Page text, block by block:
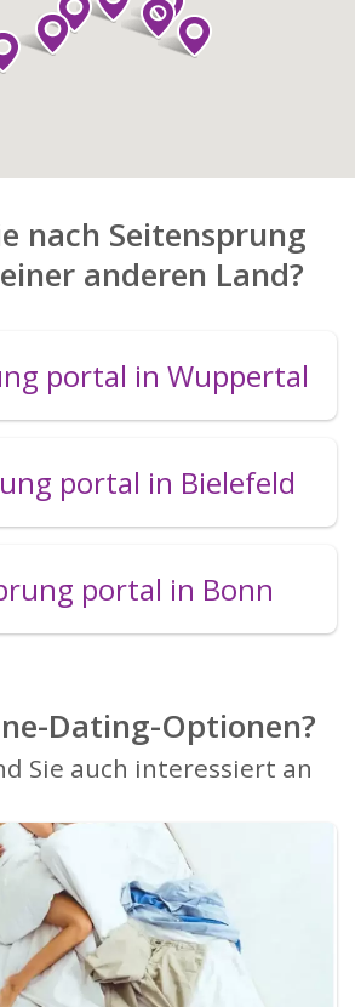
nach Seitensprung
anderen Land?
portal in Wuppertal
portal in Bielefeld
portal in Bonn
Dating-Optionen?
Sie auch interessiert an